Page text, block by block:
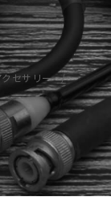
セサリー